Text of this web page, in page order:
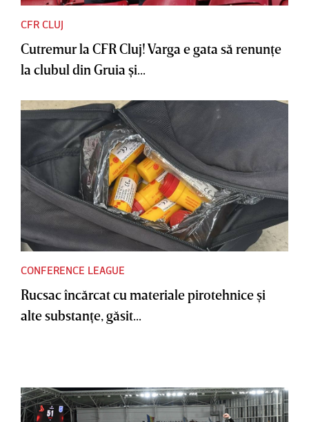
CFR CLUJ
Cutremur la CFR Cluj! Varga e gata să renunţe
la clubul din Gruia şi...
CONFERENCE LEAGUE
Rucsac încărcat cu materiale pirotehnice şi
alte substanţe, găsit...